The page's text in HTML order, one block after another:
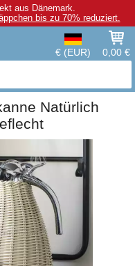
aus Dänemark.
bis zu 70% reduziert.
€ (EUR) 0,00 €
Natürlich